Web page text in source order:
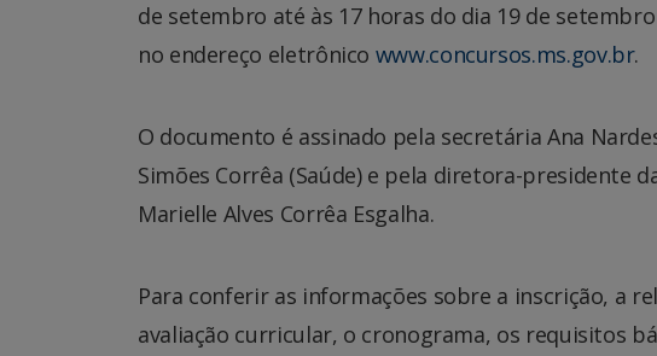
de setembro até às 17 horas do dia 19 de
no endereço eletrônico www.concursos.ms.gov.br.
O documento é assinado pela secretária Ana
Simões Corrêa (Saúde) e pela diretora-presidente
Marielle Alves Corrêa Esgalha.
Para conferir as informações sobre a inscrição, a
avaliação curricular, o cronograma, os requisitos